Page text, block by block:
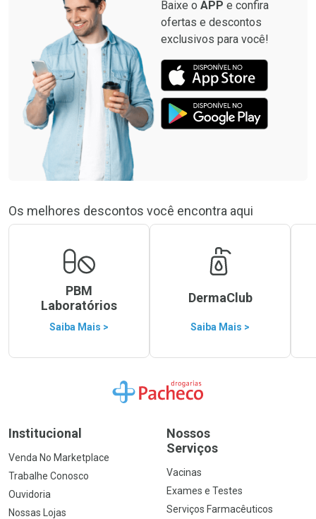
Baixe o APP e confira
ofertas e descontos
exclusivos para você!
Os melhores descontos você encontra aqui
PBM
Laboratórios
Saiba Mais >
DermaClub
Saiba Mais >
Ir para a Home
Institucional
Venda No Marketplace
Trabalhe Conosco
Ouvidoria
Nossas Lojas
Nossos
Serviços
Vacinas
Exames e Testes
Serviços Farmacêuticos